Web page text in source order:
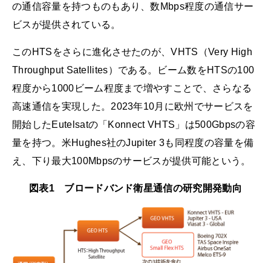
の通信容量を持つものもあり、数Mbps程度の通信サー
ビスが提供されている。
このHTSをさらに進化させたのが、VHTS（Very High
Throughput Satellites）である。ビーム数をHTSの100
程度から1000ビーム程度まで増やすことで、さらなる
高速通信を実現した。2023年10月に欧州でサービスを
開始したEutelsatの「Konnect VHTS」は500Gbpsの容
量を持つ。米Hughes社のJupiter 3も同程度の容量を備
え、下り最大100Mbpsのサービスが提供可能という。
図表1 ブロードバンド衛星通信の研究開発動向